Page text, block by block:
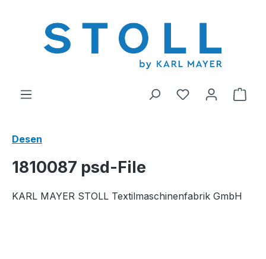
0 istek listesi
Desen
1810087 psd-File
KARL MAYER STOLL Textilmaschinenfabrik GmbH